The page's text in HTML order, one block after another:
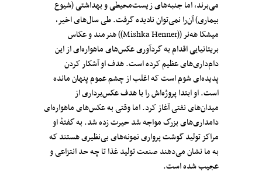
می‌برند، اما جنبه‌های زیست‌محیطی و بهداشتی (شیوع
بیماری) آن‌را نمی‌توان نادیده گرفت. طی سال‌های اخیر،
میشکا هه‌نر ((Mishka Henner)) هنرمند و عکاس
بریتانیایی اقدام به گردآوری عکس‌های ماهواره‌ای از این
دام‌داری‌های عظیم کرده است. هدف او آشکار کردن
پدیده‌ای شوم است که اغلب از چشم عموم پنهان مانده
است. او ابتدا پروژه‌اش را با هدف عکس‌برداری از
میدان‌های نفتی آغاز کرد. اما وقتی به عکس‌های ماهواره‌ای
دامداری‌های بزرگ مواجه شد حیرت زده شد. به گفتهٔ او
مراکز تولید گوشت پرواری نمونه‌های بی‌نظیری هستند که
به ما نشان می‌دهند صنعت تولید غذا تا چه حد انتزاعی و
عجیب شده است.